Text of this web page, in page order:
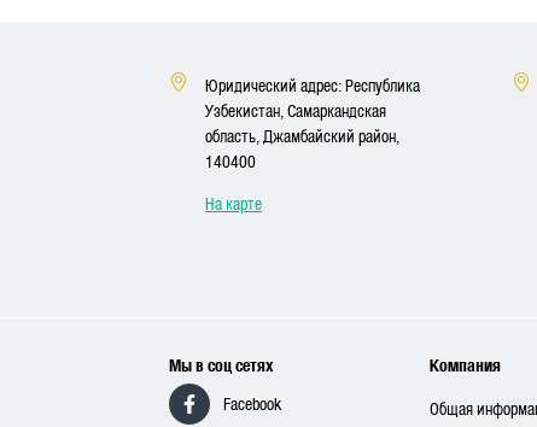
Юридический адрес: Республика
Узбекистан, Самаркандская
область, Джамбайский район,
140400
На карте
Мы в соц сетях
Facebook
Компания
Общая